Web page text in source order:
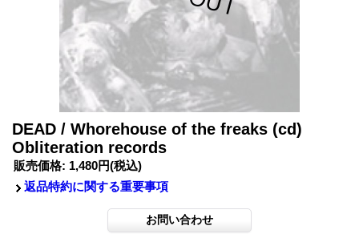
DEAD / Whorehouse of the freaks (cd)
Obliteration records
販売価格: 1,480円(税込)
返品特約に関する重要事項